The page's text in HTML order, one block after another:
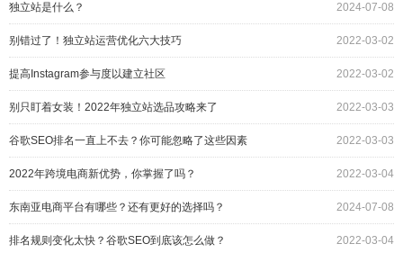
独立站是什么？ 2024-07-08
别错过了！独立站运营优化六大技巧 2022-03-02
提高Instagram参与度以建立社区 2022-03-02
别只盯着女装！2022年独立站选品攻略来了 2022-03-03
谷歌SEO排名一直上不去？你可能忽略了这些因素 2022-03-03
2022年跨境电商新优势，你掌握了吗？ 2022-03-04
东南亚电商平台有哪些？还有更好的选择吗？ 2024-07-08
排名规则变化太快？谷歌SEO到底该怎么做？ 2022-03-04